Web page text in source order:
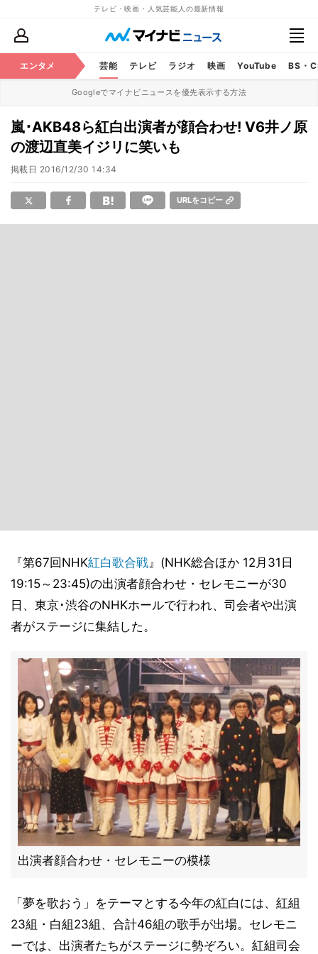
テレビ・映画・人気芸能人の最新情報
エンタメ 芸能 テレビ ラジオ 映画 YouTube BS・
Googleでマイナビニュースを優先表示する方法
嵐･AKB48ら紅白出演者が顔合わせ! V6井ノ原
の渡辺直美イジリに笑いも
掲載日 2016/12/30 14:34
URLをコピー
『第67回NHK紅白歌合戦』(NHK総合ほか 12月31日
19:15～23:45)の出演者顔合わせ・セレモニーが30
日、東京･渋谷のNHKホールで行われ、司会者や出演
者がステージに集結した。
出演者顔合わせ・セレモニーの模様
「夢を歌おう」をテーマとする今年の紅白には、紅組
23組・白組23組、合計46組の歌手が出場。セレモニ
ーでは、出演者たちがステージに勢ぞろい。紅組司会